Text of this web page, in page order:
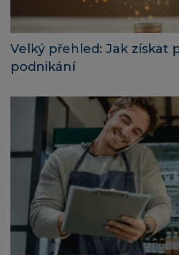
Velký přehled: Jak získat
podnikání